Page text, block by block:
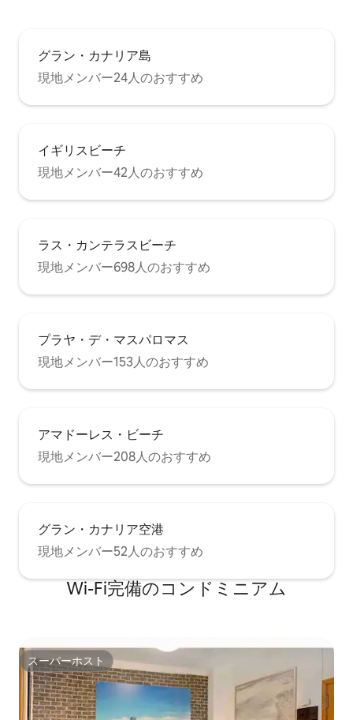
入り江があり、洞窟の家屋と考古学的遺
跡がある素晴らしい漁村「Tufia」があり
ます。 もう少し南にある海辺の村「オホ
ス・デ・ガルザ」、広大なガンド湾、そ
してスペインで最高のダイビングに最適
ビーチがあります。 家が統合された町
「Las Clavellinas」には、小さなお店やス
ーパーがあります。 車やバスに乗って、
ョッピングエリアやレジャーエリア、
の歴史地区へのアクセス時間は約10分、
島の首都ラス・パルマス・デ・グラン・
カナリア島まで約15分、マスパロマスま
で約30分です。 ハウス設備： 1階：設備
グルーム。 1階： テラスと専用バスルー
ムを備えた主寝室1室。 ダブルベッド1.60
x 2.00 mts。 海のパノラマビュー。 ご要
望に応じて2歳未満のお子様のためのベビ
ーベッドの駐車場を手配できます。 ダブ
バスルーム1室。 屋根裏：シングルベッド
ルーム1室+エキストラベッド。 一般 ：-
キッチン用品：冷蔵庫、誘導コンロ、オ
ドイッチメーカー、電気ジューサー、す
ー、トースター、パントリー、キッチン
用具、6人用の食器。 -ソラナ：ハンガ
ー、洗濯機、乾燥機を洗うための洗面
台。 Solanaにはスポーツ用品（自転車、
釣り竿、サーフボードなど）を保管する
衛星テレビ、主寝室とリビングルームの
テレビ。 -リビングルームとマスターベッ
ドルームには電動ブラインド、リビング
ルームのテラスには電動電動遮光リモコ
ンがあります。
グラン・カナリア島
現地メンバー24人のおすすめ
イギリスビーチ
現地メンバー42人のおすすめ
ラス・カンテラスビーチ
現地メンバー698人のおすすめ
プラヤ・デ・マスパロマス
現地メンバー153人のおすすめ
アマドーレス・ビーチ
現地メンバー208人のおすすめ
グラン・カナリア空港
現地メンバー52人のおすすめ
Wi-Fi完備のコンドミニアム
スーパーホスト
スーパーホスト